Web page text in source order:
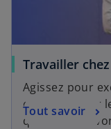
Travailler chez
Agissez pour
et positive sur
que nous
Tout savoir